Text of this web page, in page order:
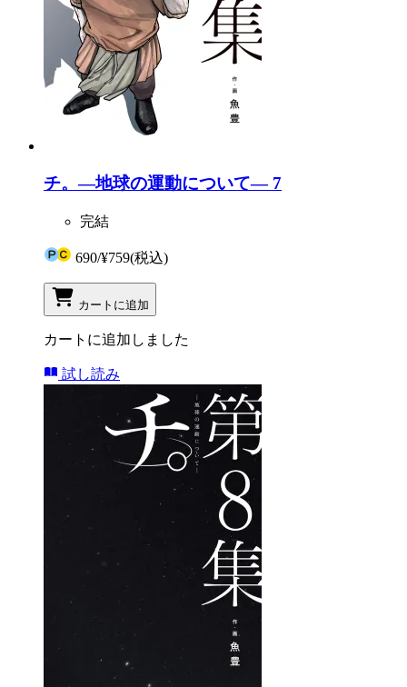
チ。―地球の運動について― 7
完結
690/¥759(税込)
カートに追加
カートに追加しました
試し読み